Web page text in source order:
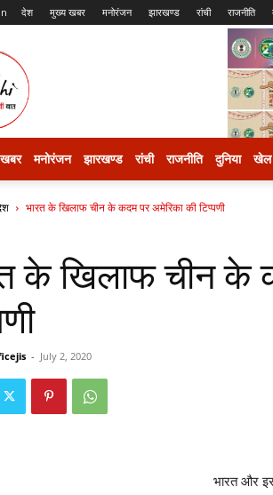
देश मुख्य खबर मनोरंजन झारखण्ड रांची राजनीति
मनोरंजन झारखण्ड रांची राजनीति दुनिया खेल
भारत के खिलाफ चीन के कदम पर अमेरिका की टिप्पणी
के खिलाफ चीन के
- July 2, 2020
भारत और